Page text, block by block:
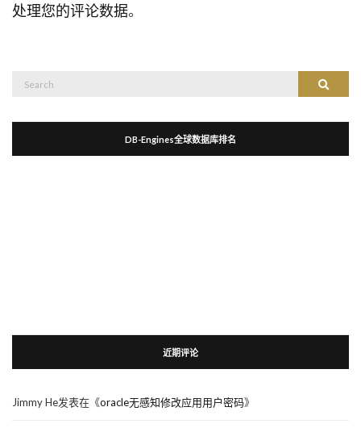
处理您的评论数据。
Search
DB-Engines全球数据库排名
近期评论
Jimmy He发表在《oracle无感知修改应用用户密码》